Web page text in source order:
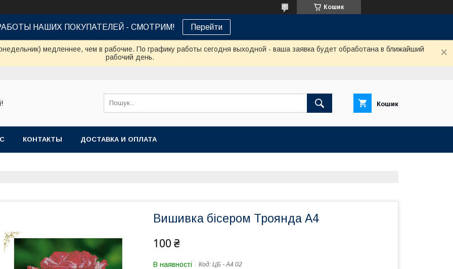
Кошик
НАШИХ ПОКУПАТЕЛЕЙ - СМОТРИМ! Перейти
медленнее, чем в рабочие. По графику работы сегодня выходной - ваша заявка будет обработана в ближайший
рабочий день.
Кошик
КОНТАКТЫ ДОСТАВКА И ОПЛАТА
Вишивка бісером Троянда А4
100 ₴
В наявності Код: ЦБ - А4 02